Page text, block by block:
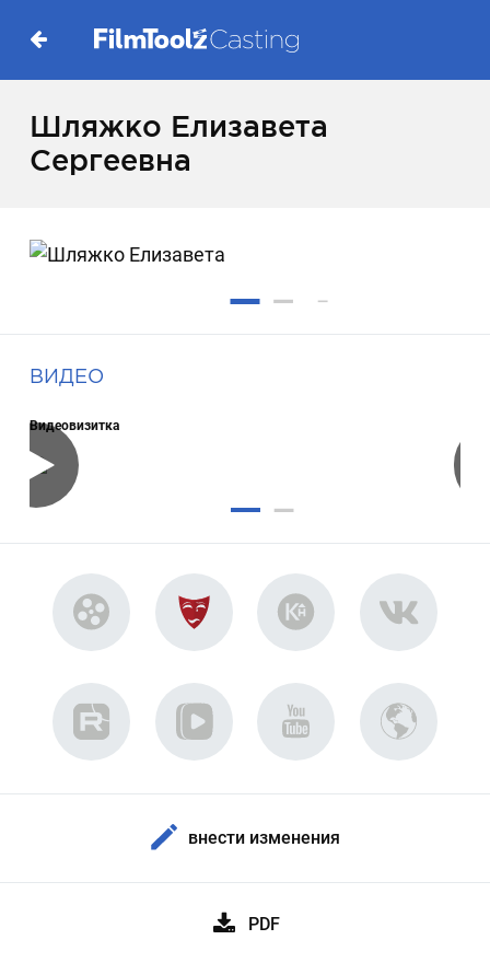
Шляжко Елизавета
Сергеевна
ВИДЕО
Видеовизитка
внести изменения
PDF